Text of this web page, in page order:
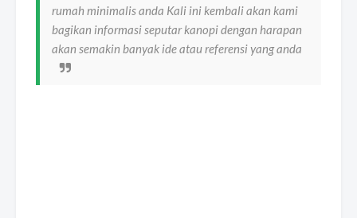
rumah minimalis anda Kali ini kembali akan kami
bagikan informasi seputar kanopi dengan harapan
akan semakin banyak ide atau referensi yang anda